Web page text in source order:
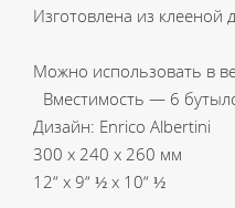
Изготовлена из клееной
Можно использовать в
Вместимость — 6
Дизайн: Enrico Albertini
300 x 240 x 260 мм
12“ x 9“ ½ x 10“ ½